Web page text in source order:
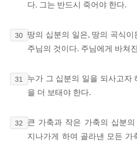
다. 그는 반드시 죽어야 한다.
30
땅의 십분의 일은, 땅의 곡식
주님의 것이다. 주님에게 바쳐
31
누가 그 십분의 일을 되사고자
을 더 보태야 한다.
32
큰 가축과 작은 가축의 십분
지나가게 하여 골라낸
모든 가